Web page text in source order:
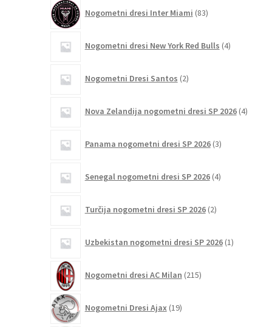
Nogometni dresi Inter Miami 83izdelkov
Nogometni dresi New York Red Bulls 4izdelki
Nogometni Dresi Santos 2izdelka
Nova Zelandija nogometni dresi SP 2026 4izdelki
Panama nogometni dresi SP 2026 3izdelki
Senegal nogometni dresi SP 2026 4izdelki
Turčija nogometni dresi SP 2026 2izdelka
Uzbekistan nogometni dresi SP 2026 1izdelek
Nogometni dresi AC Milan 215izdelkov
Nogometni Dresi Ajax 19izdelkov